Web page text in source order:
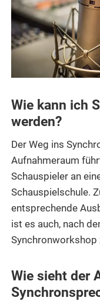
Wie kann ich
werden?
Der Weg ins
Aufnahmeraum
Schauspieler an
Schauspielschule.
entsprechende
ist es auch, nach
Synchronworkshop
Wie sieht der